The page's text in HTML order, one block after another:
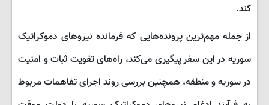
کند.
از جمله مهم‌ترین پرونده‌هایی که فرمانده نیروهای دموکراتیک
سوریه در این سفر پیگیری می‌کند، راه‌های تقویت ثبات و امنیت
در سوریه و منطقه، همچنین بررسی روند اجرای تفاهمات مربوط